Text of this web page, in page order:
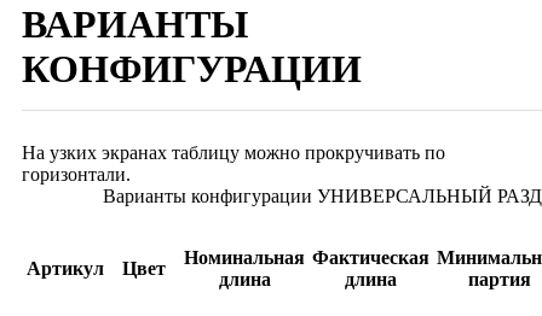
ВАРИАНТЫ
КОНФИГУРАЦИИ
На узких экранах таблицу можно прокручивать по
горизонтали.
Варианты конфигурации УНИВЕРСАЛЬНЫЙ
Артикул Цвет
Номинальная
длина
Фактическая
длина
партия